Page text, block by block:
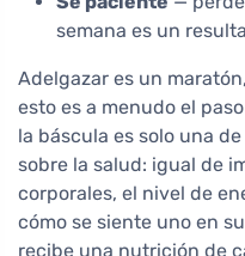
semana es un
Adelgazar es un
esto es a menudo el
la báscula es solo una
sobre la salud: igual de
corporales, el nivel de
cómo se siente uno en
recibe una nutrición de